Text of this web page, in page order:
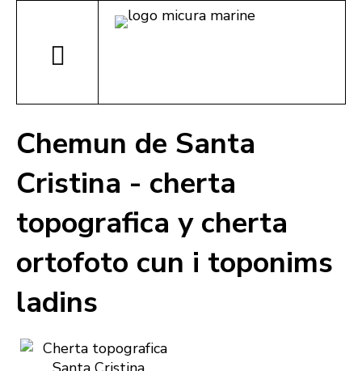
Chemun de Santa
Cristina - cherta
topografica y cherta
ortofoto cun i toponims
ladins